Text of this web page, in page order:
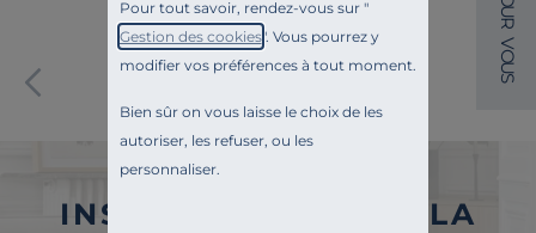
Pour tout savoir, rendez-vous sur "
Gestion des cookies". Vous pourrez y
modifier vos préférences à tout moment.
Bien sûr on vous laisse le choix de les
autoriser, les refuser, ou les
personnaliser.
Paiement sécurisé
INSCRIVEZ-VOUS À LA
U
R
V
O
U
S